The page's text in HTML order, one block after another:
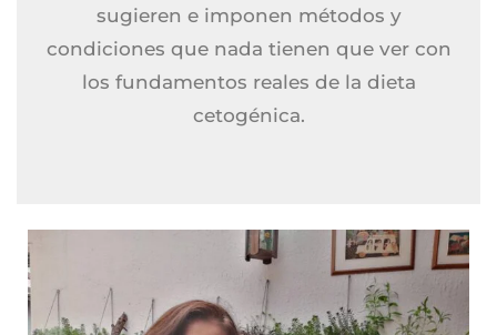
sugieren e imponen métodos y
condiciones que nada tienen que ver con
los fundamentos reales de la dieta
cetogénica.